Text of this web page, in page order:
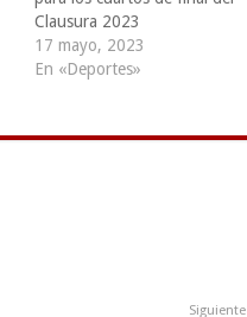
Clausura 2023
17 mayo, 2023
En «Deportes»
Siguiente